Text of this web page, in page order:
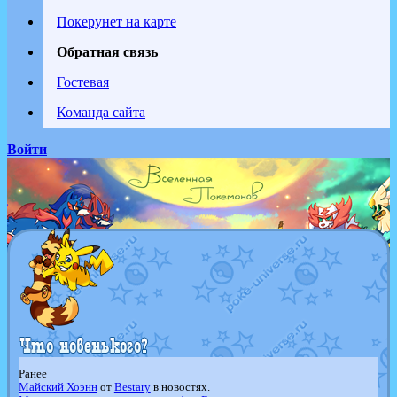
Покерунет на карте
Обратная связь
Гостевая
Команда сайта
Войти
Ранее
Майский Хоэннот Bestaryв новостях.